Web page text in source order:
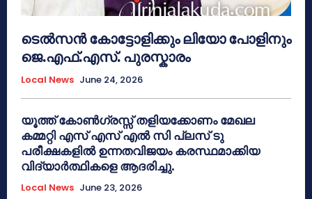
ടെൽസൻ കോട്ടോളിക്കും ലിയോ പോളിനും
ജെ.എഫ്.എസ്. പുരസ്കാരം
Local News June 24, 2026
യൂത്ത് കോൺഗ്രസ്സ് തളിയക്കോണം മേഖല
കമ്മറ്റി എസ് എസ് എൽ സി പ്ലസ് ടു
പരീക്ഷകളിൽ ഉന്നതവിജയം കരസ്ഥമാക്കിയ
വിദ്യാർത്ഥികളെ ആദരിച്ചു.
Local News June 23, 2026